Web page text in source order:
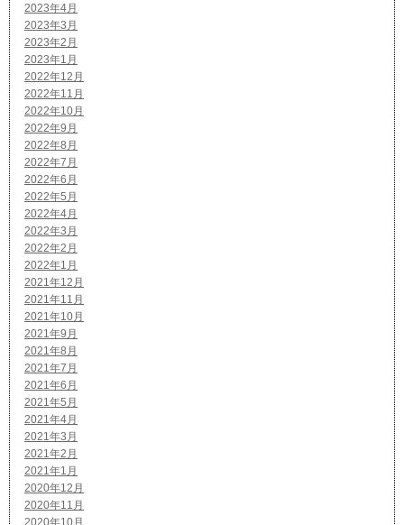
2023年4月
2023年3月
2023年2月
2023年1月
2022年12月
2022年11月
2022年10月
2022年9月
2022年8月
2022年7月
2022年6月
2022年5月
2022年4月
2022年3月
2022年2月
2022年1月
2021年12月
2021年11月
2021年10月
2021年9月
2021年8月
2021年7月
2021年6月
2021年5月
2021年4月
2021年3月
2021年2月
2021年1月
2020年12月
2020年11月
2020年10月